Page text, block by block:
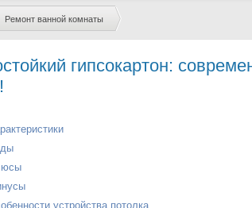
Ремонт ванной комнаты
гипсокартон:
устройства потолка